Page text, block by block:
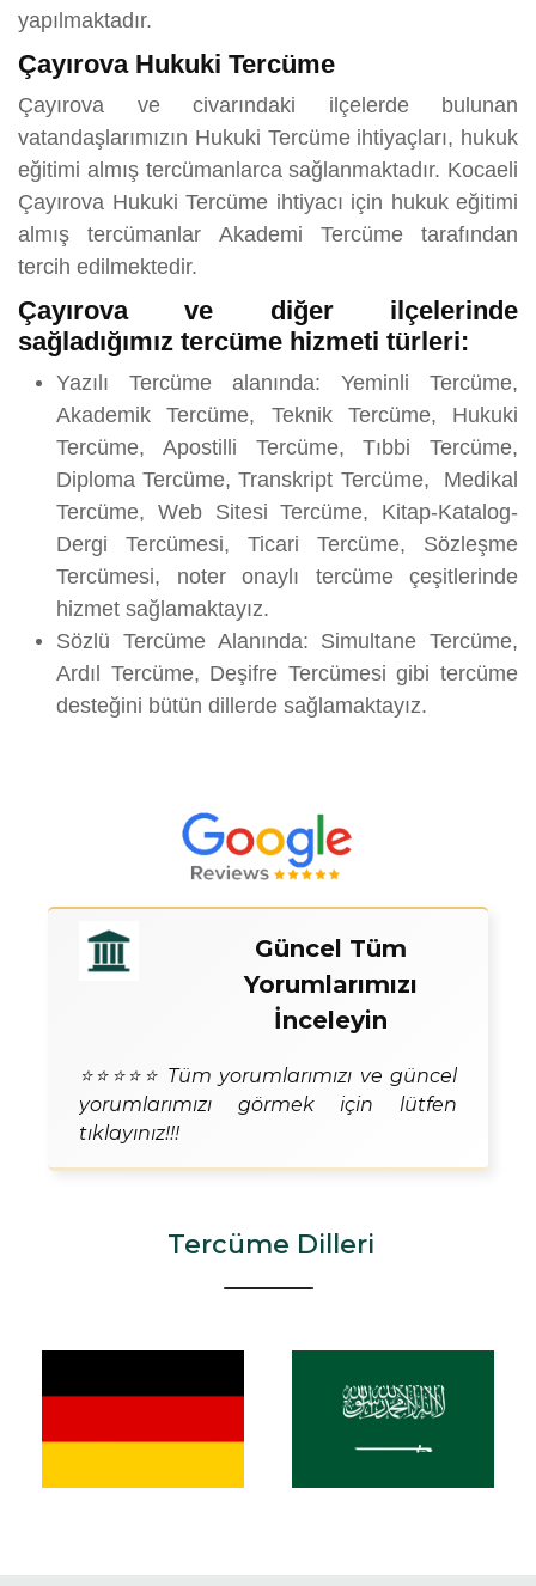
yapılmaktadır.
Çayırova Hukuki Tercüme
Çayırova ve civarındaki ilçelerde bulunan
vatandaşlarımızın Hukuki Tercüme ihtiyaçları, hukuk
eğitimi almış tercümanlarca sağlanmaktadır. Kocaeli
Çayırova Hukuki Tercüme ihtiyacı için hukuk eğitimi
almış tercümanlar Akademi Tercüme tarafından
tercih edilmektedir.
Çayırova ve diğer ilçelerinde
sağladığımız tercüme hizmeti türleri:
Yazılı Tercüme alanında: Yeminli Tercüme,
Akademik Tercüme, Teknik Tercüme, Hukuki
Tercüme, Apostilli Tercüme, Tıbbi Tercüme,
Diploma Tercüme, Transkript Tercüme, Medikal
Tercüme, Web Sitesi Tercüme, Kitap-Katalog-
Dergi Tercümesi, Ticari Tercüme, Sözleşme
Tercümesi, noter onaylı tercüme çeşitlerinde
hizmet sağlamaktayız.
Sözlü Tercüme Alanında: Simultane Tercüme,
Ardıl Tercüme, Deşifre Tercümesi gibi tercüme
desteğini bütün dillerde sağlamaktayız.
Güncel Tüm
Yorumlarımızı
İnceleyin
⭐⭐⭐⭐⭐ Tüm yorumlarımızı ve güncel
yorumlarımızı görmek için lütfen
tıklayınız!!!
Tercüme Dilleri